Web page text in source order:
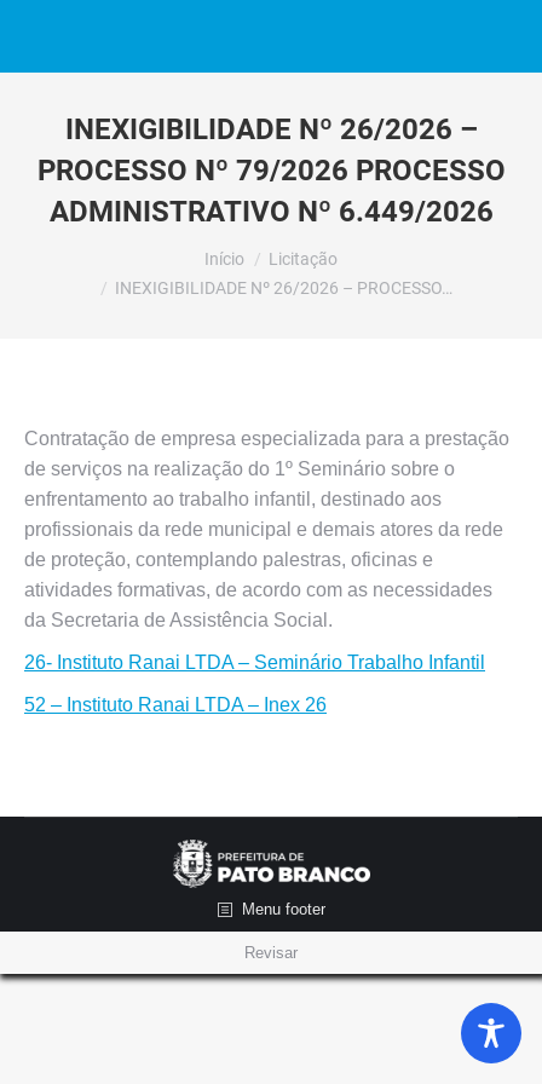
INEXIGIBILIDADE Nº 26/2026 –
PROCESSO Nº 79/2026 PROCESSO
ADMINISTRATIVO Nº 6.449/2026
Início
Licitação
INEXIGIBILIDADE Nº 26/2026 – PROCESSO…
Contratação de empresa especializada para a prestação
de serviços na realização do 1º Seminário sobre o
enfrentamento ao trabalho infantil, destinado aos
profissionais da rede municipal e demais atores da rede
de proteção, contemplando palestras, oficinas e
atividades formativas, de acordo com as necessidades
da Secretaria de Assistência Social.
26- Instituto Ranai LTDA – Seminário Trabalho Infantil
52 – Instituto Ranai LTDA – Inex 26
Menu footer
Revisar